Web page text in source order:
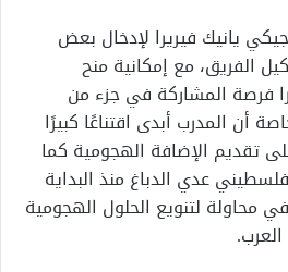
يانيك فيريرا لإدخال بعض
الفريق، مع إمكانية منح
فرصة المشاركة في جزء من
أن المدرب أبدى اقتناعًا كبيرًا
تقديم الإضافة الهجومية كما
عدي الدباغ منذ البداية
لتنويع الحلول الهجومية